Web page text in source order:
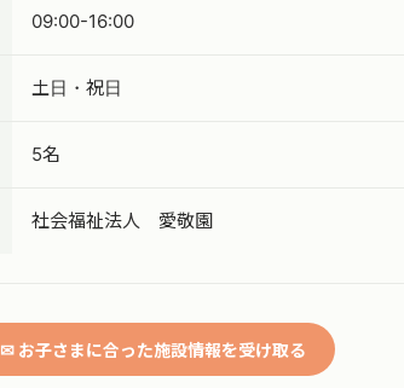
09:00-16:00
土日・祝日
5名
社会福祉法人 愛敬園
✉ お子さまに合った施設情報を受け取る